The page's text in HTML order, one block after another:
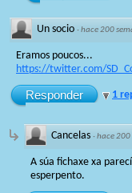
Un socio ·hace 200
Eramos poucos...
https://twitter.com/
Responder 1
Cancelas ·hace 200
A súa fichaxe xa
esperpento.